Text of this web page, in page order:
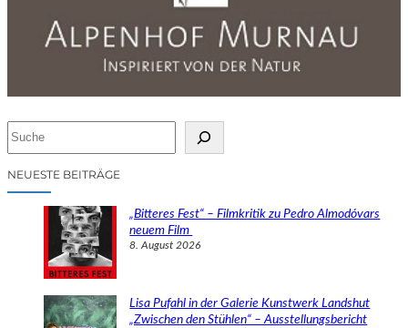
cNEUESTE BEITRÄGE
„Bitteres Fest“ – Filmkritik zu Pedro Almodóvars
neuem Film
8. August 2026
Lisa Pufahl in der Galerie Kunstwerk Landshut
„Zwischen den Stühlen“ – Ausstellungsbericht